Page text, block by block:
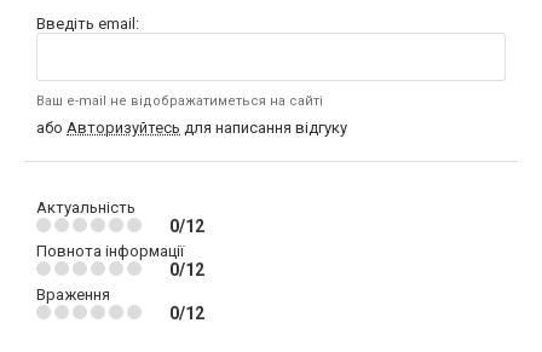
Введіть email:
Ваш e-mail не відображатиметься на сайті
або Авторизуйтесь для написання відгуку
Актуальність
0/12
Повнота інформації
0/12
Враження
0/12